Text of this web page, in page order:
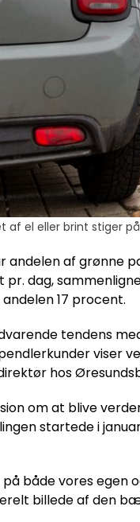
af el eller brint stiger
andelen af grønne
pr. dag,
17 procent.
tendens
viser
hos
om at blive
startede i
både vores egen
billede af den